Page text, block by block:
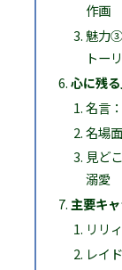
作画
魅力
トー
心に残
名言
名場
見ど
溺愛
主要キ
リリィ
レイド